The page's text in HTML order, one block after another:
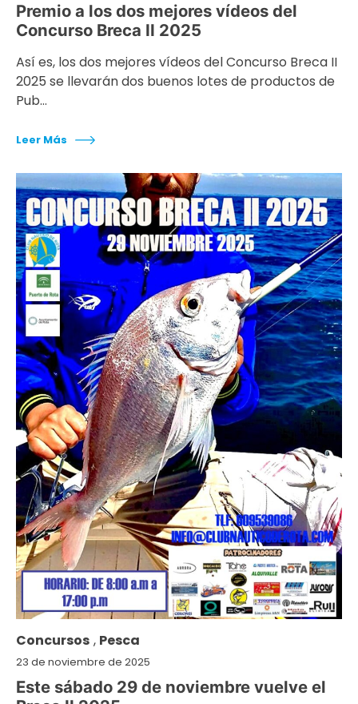
Premio a los dos mejores vídeos del
Concurso Breca II 2025
Así es, los dos mejores vídeos del Concurso Breca II
2025 se llevarán dos buenos lotes de productos de
Pub…
Leer Más
Concursos , Pesca
23 de noviembre de 2025
Este sábado 29 de noviembre vuelve el